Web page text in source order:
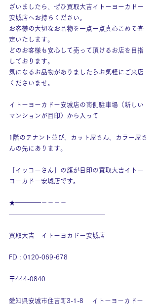
ざいましたら、ぜひ買取大吉イトーヨーカドー
安城店へお持ちください。
お客様の大切なお品物を一点一点真心こめて査
定いたします。
どのお客様も安心して売って頂けるお店を目指
しております。
気になるお品物がありましたらお気軽にご来店
くださいませ。
イトーヨーカドー安城店の南側駐車場（新しい
マンションが目印）から入って
1階のテナント並び、カット屋さん、カラー屋さ
んの先にあります。
「イッコーさん」の旗が目印の買取大吉イトー
ヨーカドー安城店です。
★━━━━－－－－
———————————————
買取大吉　イトーヨカドー安城店
FD : 0120-069-678
〒444-0840
愛知県安城市住吉町3-1-8　 イトーヨーカドー